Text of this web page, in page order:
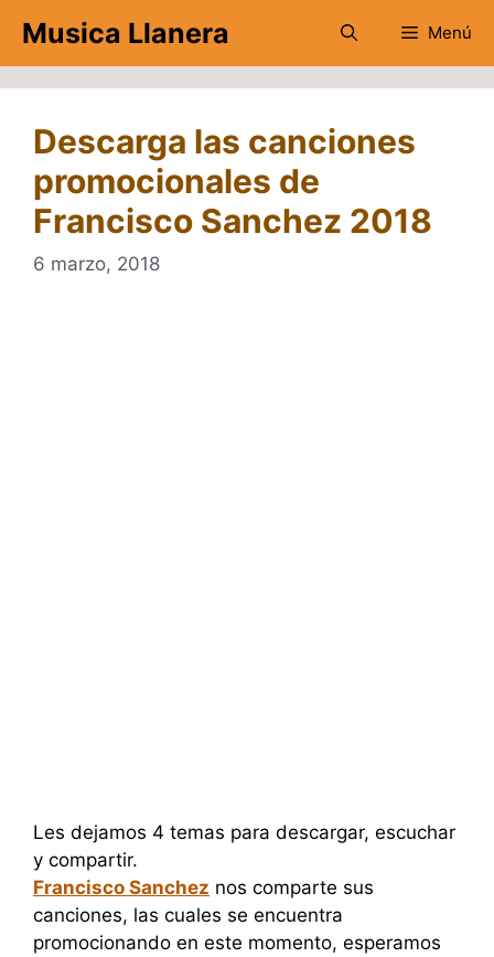
contenido
Musica Llanera Menú
Descarga las canciones
promocionales de
Francisco Sanchez 2018
6 marzo, 2018
Les dejamos 4 temas para descargar, escuchar
y compartir.
Francisco Sanchez nos comparte sus
canciones, las cuales se encuentra
promocionando en este momento, esperamos